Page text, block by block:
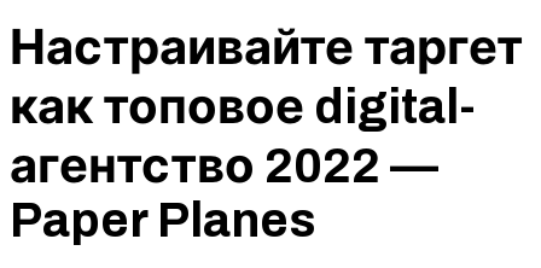
Настраивайте таргет
как топовое digital-
агентство 2022 —
Paper Planes